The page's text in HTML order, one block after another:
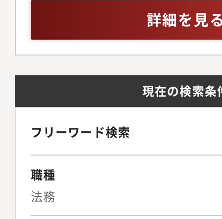
みを整える側に回れ
ポレート」をつくる
レート領域でも属人
る運営体制を構築し
備を見据えた組織体
法務の観点から経営
プライアンス文化を
る牽引役を担ってい
ジメント・法務戦略
ト（メンバーの育成
理）全社的なリーガ
よび中長期的な法務
の折衝・連携および
営陣に対する法的論
ジネスレベル※英語
詳細を見
現在の検索条
フリーワード検索
職種
法務